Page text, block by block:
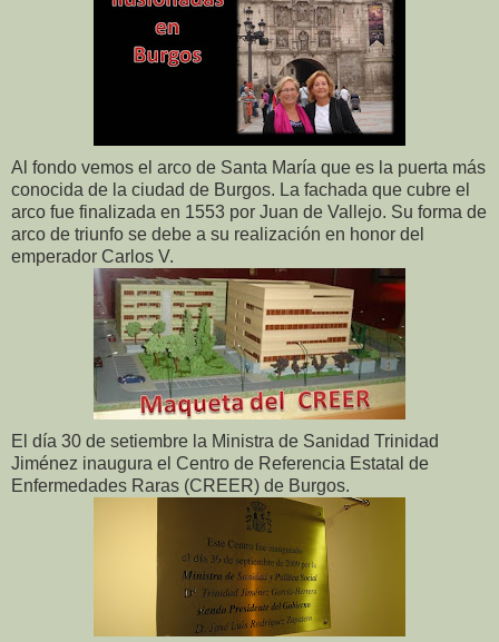
Al fondo vemos el arco de Santa María que es la puerta más
conocida de la ciudad de Burgos. La fachada que cubre el
arco fue finalizada en 1553 por Juan de Vallejo. Su forma de
arco de triunfo se debe a su realización en honor del
emperador Carlos V.
El día 30 de setiembre la Ministra de Sanidad Trinidad
Jiménez inaugura el Centro de Referencia Estatal de
Enfermedades Raras (CREER) de Burgos.